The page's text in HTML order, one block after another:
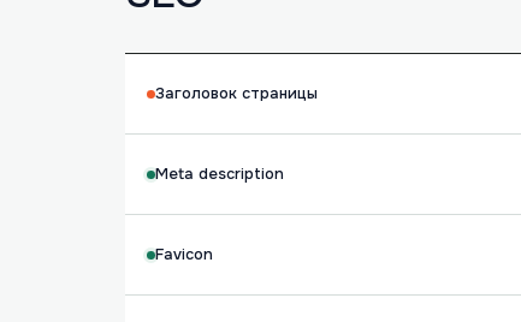
Заголовок страницы
Meta description
Favicon